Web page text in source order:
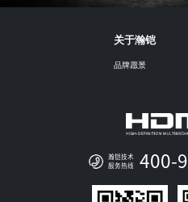
关于瀚铠
品牌愿景
瀚铠技术
服务热线
400-